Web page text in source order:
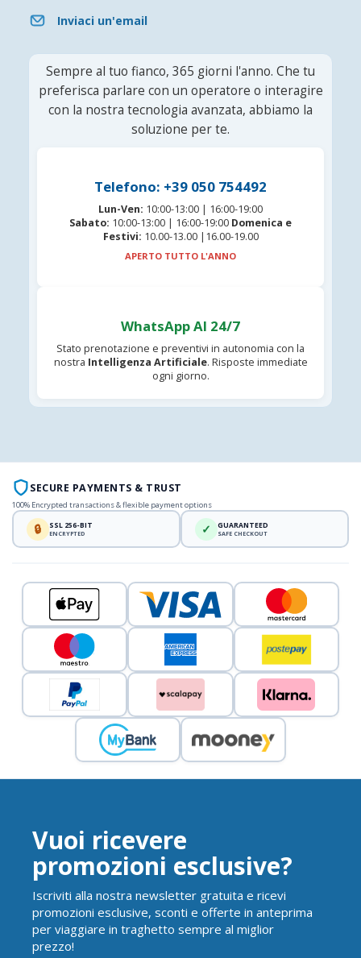
Inviaci un'email
Sempre al tuo fianco, 365 giorni l'anno. Che tu
preferisca parlare con un operatore o interagire
con la nostra tecnologia avanzata, abbiamo la
soluzione per te.
Telefono: +39 050 754492
Lun-Ven: 10:00-13:00 | 16:00-19:00
Sabato: 10:00-13:00 | 16:00-19:00 Domenica e
Festivi: 10.00-13.00 |16.00-19.00
APERTO TUTTO L'ANNO
WhatsApp AI 24/7
Stato prenotazione e preventivi in autonomia con la
nostra Intelligenza Artificiale. Risposte immediate
ogni giorno.
SECURE PAYMENTS & TRUST
100% Encrypted transactions & flexible payment options
🔒 SSL 256-BIT
ENCRYPTED ✓ GUARANTEED
SAFE CHECKOUT
Vuoi ricevere
promozioni esclusive?
Iscriviti alla nostra newsletter gratuita e ricevi
promozioni esclusive, sconti e offerte in anteprima
per viaggiare in traghetto sempre al miglior
prezzo!